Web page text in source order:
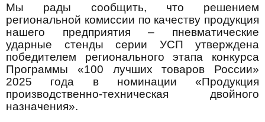
Мы рады сообщить, что решением
региональной комиссии по качеству продукция
нашего предприятия – пневматические
ударные стенды серии УСП утверждена
победителем регионального этапа конкурса
Программы «100 лучших товаров России»
2025 года в номинации «Продукция
производственно-техническая двойного
назначения».